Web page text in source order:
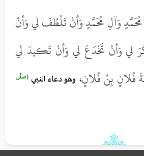
مُحَمَّدٍ وَآلِ مُحَمَّدٍ وَأنْ تَلْطُفَ لي وَأنْ
لي وَأنْ تَخْدَعَ لي وَأنْ تَكيدَ لي
فُلانٍ بِنْ فُلانٍ، وهو دعاء النبي (صلّى